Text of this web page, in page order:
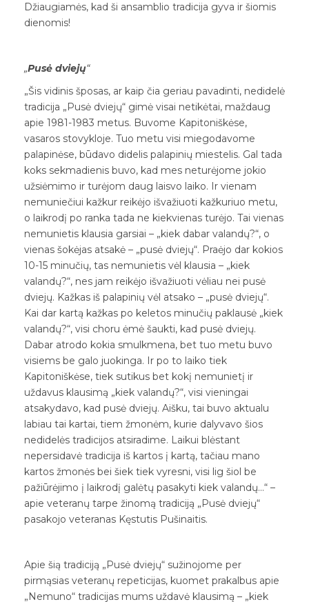
Džiaugiamės, kad ši ansamblio tradicija gyva ir šiomis
dienomis!
„Pusė dviejų“
„Šis vidinis šposas, ar kaip čia geriau pavadinti, nedidelė
tradicija „Pusė dviejų“ gimė visai netikėtai, maždaug
apie 1981-1983 metus. Buvome Kapitoniškėse,
vasaros stovykloje. Tuo metu visi miegodavome
palapinėse, būdavo didelis palapinių miestelis. Gal tada
koks sekmadienis buvo, kad mes neturėjome jokio
užsiėmimo ir turėjom daug laisvo laiko. Ir vienam
nemuniečiui kažkur reikėjo išvažiuoti kažkuriuo metu,
o laikrodį po ranka tada ne kiekvienas turėjo. Tai vienas
nemunietis klausia garsiai – „kiek dabar valandų?“, o
vienas šokėjas atsakė – „pusė dviejų“. Praėjo dar kokios
10-15 minučių, tas nemunietis vėl klausia – „kiek
valandų?“, nes jam reikėjo išvažiuoti vėliau nei pusė
dviejų. Kažkas iš palapinių vėl atsako – „pusė dviejų“.
Kai dar kartą kažkas po keletos minučių paklausė „kiek
valandų?“, visi choru ėmė šaukti, kad pusė dviejų.
Dabar atrodo kokia smulkmena, bet tuo metu buvo
visiems be galo juokinga. Ir po to laiko tiek
Kapitoniškėse, tiek sutikus bet kokį nemunietį ir
uždavus klausimą „kiek valandų?“, visi vieningai
atsakydavo, kad pusė dviejų. Aišku, tai buvo aktualu
labiau tai kartai, tiem žmonėm, kurie dalyvavo šios
nedidelės tradicijos atsiradime. Laikui blėstant
nepersidavė tradicija iš kartos į kartą, tačiau mano
kartos žmonės bei šiek tiek vyresni, visi lig šiol be
pažiūrėjimo į laikrodį galėtų pasakyti kiek valandų…“ –
apie veteranų tarpe žinomą tradiciją „Pusė dviejų“
pasakojo veteranas Kęstutis Pušinaitis.
Apie šią tradiciją „Pusė dviejų“ sužinojome per
pirmąsias veteranų repeticijas, kuomet prakalbus apie
„Nemuno“ tradicijas mums uždavė klausimą – „kiek